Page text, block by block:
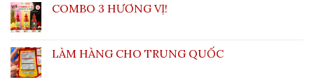
COMBO 3 HƯƠNG VỊ!
LÀM HÀNG CHO TRUNG QUỐC